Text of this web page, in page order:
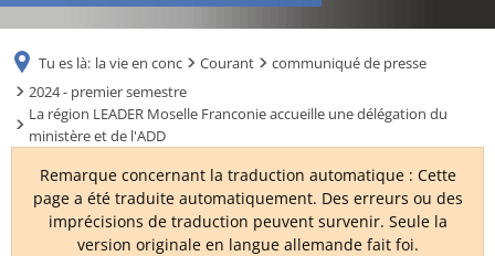
FR
TR
UK
Tu es là: la vie en conc Courant
communiqué de presse
2024 - premier semestre
La région LEADER Moselle Franconie accueille une délégation du
ministère et de l'ADD
Remarque concernant la traduction automatique : Cette
page a été traduite automatiquement. Des erreurs ou des
imprécisions de traduction peuvent survenir. Seule la
version originale en langue allemande fait foi.